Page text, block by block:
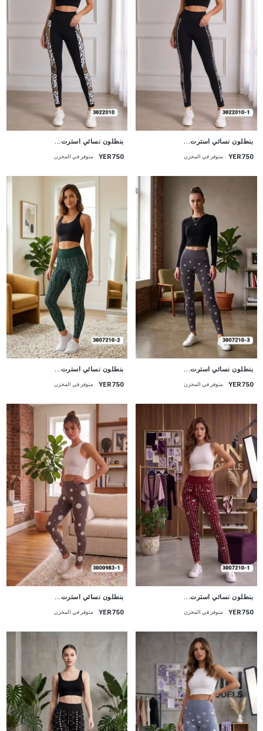
بنطلون نسائي استرت...
YER750 متوفر في المخزن
بنطلون نسائي استرت...
YER750 متوفر في المخزن
بنطلون نسائي استرت...
YER750 متوفر في المخزن
بنطلون نسائي استرت...
YER750 متوفر في المخزن
بنطلون نسائي استرت...
YER750 متوفر في المخزن
بنطلون نسائي استرت...
YER750 متوفر في المخزن